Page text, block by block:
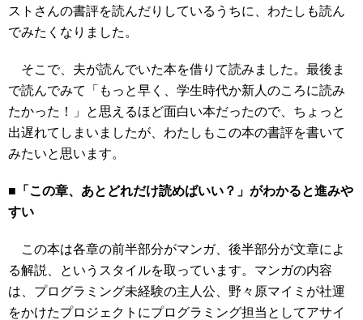
ストさんの書評を読んだりしているうちに、わたしも読ん
でみたくなりました。
そこで、夫が読んでいた本を借りて読みました。最後ま
で読んでみて「もっと早く、学生時代か新人のころに読み
たかった！」と思えるほど面白い本だったので、ちょっと
出遅れてしまいましたが、わたしもこの本の書評を書いて
みたいと思います。
■「この章、あとどれだけ読めばいい？」がわかると進みや
すい
この本は各章の前半部分がマンガ、後半部分が文章によ
る解説、というスタイルを取っています。マンガの内容
は、プログラミング未経験の主人公、野々原マイミが社運
をかけたプロジェクトにプログラミング担当としてアサイ